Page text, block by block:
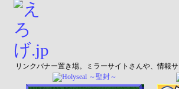
リンクバナー置き場。ミラーサイトさんや、情報